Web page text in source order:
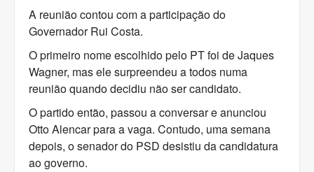
A reunião contou com a participação do
Governador Rui Costa.
O primeiro nome escolhido pelo PT foi de Jaques
Wagner, mas ele surpreendeu a todos numa
reunião quando decidiu não ser candidato.
O partido então, passou a conversar e anunciou
Otto Alencar para a vaga. Contudo, uma semana
depois, o senador do PSD desistiu da candidatura
ao governo.